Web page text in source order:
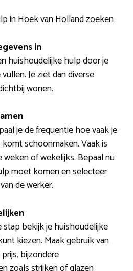
in Hoek van Holland zoeken
in
huishoudelijke hulp door je
Je ziet dan diverse
wonen.
je de frequentie hoe vaak je
schoonmaken. Vaak is
of wekelijks. Bepaal nu
moet komen en selecteer
de werker.
stap bekijk je huishoudelijke
kiezen. Maak gebruik van
bijzondere